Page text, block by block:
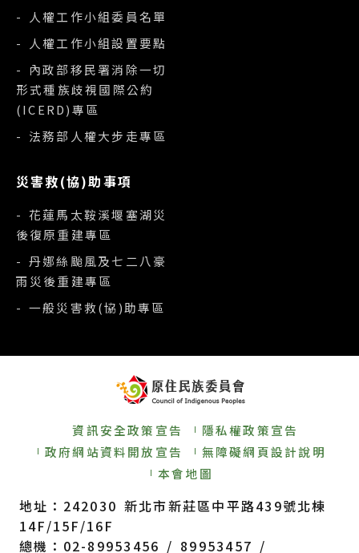
- 人權工作小組委員名單
- 人權工作小組設置要點
- 內政部移民署消除一切
形式種族歧視國際公約
(ICERD)專區
- 法務部人權大步走專區
災害救(協)助事項
- 花蓮馬太鞍溪堰塞湖災
後復原重建專區
- 丹娜絲颱風及七二八豪
雨災後重建專區
- 一般災害救(協)助專區
資訊安全政策宣告
隱私權政策宣告
政府網站資料開放宣告
無障礙網頁設計說明
本會地圖
地址：242030 新北市新莊區中平路439號北棟
14F/15F/16F
總機：02-89953456 / 89953457 /